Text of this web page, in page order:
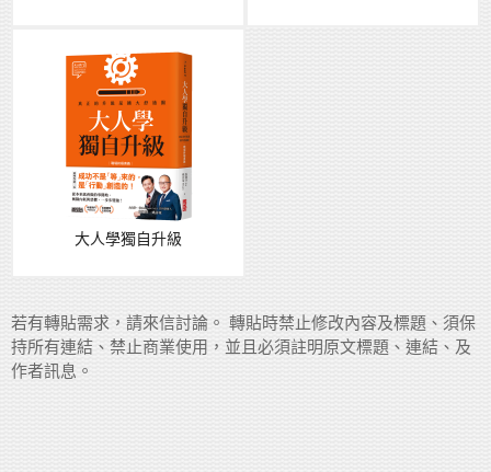
大人學獨自升級
若有轉貼需求，請來信討論。 轉貼時禁止修改內容及標題、須保
持所有連結、禁止商業使用，並且必須註明原文標題、連結、及
作者訊息。